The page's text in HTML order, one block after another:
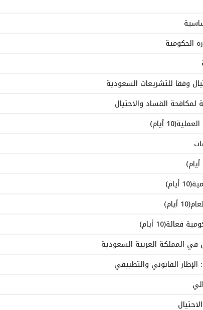
الحكومية
وفقا للتشريعات السعودية
لمكافحة الفساد والاحتيال
أيام)
أيام)
في المملكة العربية السعودية
القانوني والتطبيقي